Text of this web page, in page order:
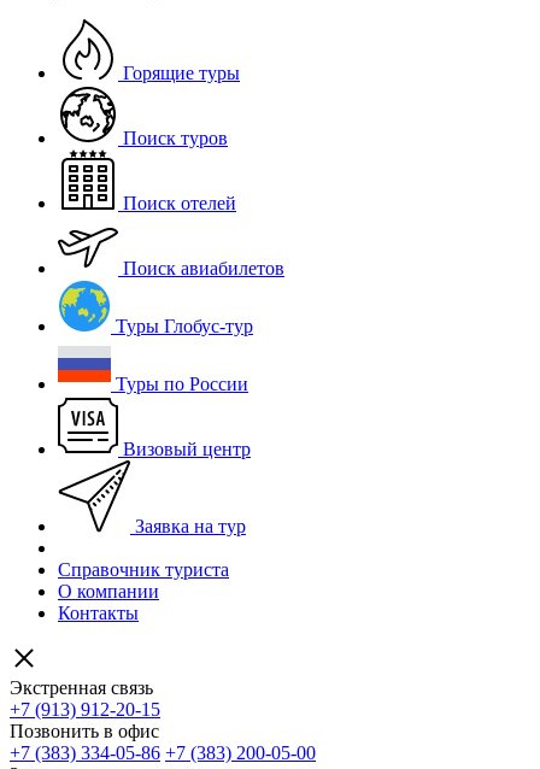
Горящие туры
Поиск туров
Поиск отелей
Поиск авиабилетов
Туры Глобус-тур
Туры по России
Визовый центр
Заявка на тур
Справочник туриста
О компании
Контакты
Экстренная связь
+7 (913) 912-20-15
Позвонить в офис
+7 (383) 334-05-86 +7 (383) 200-05-00